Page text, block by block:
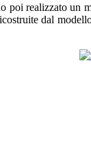
poi realizzato un
dal